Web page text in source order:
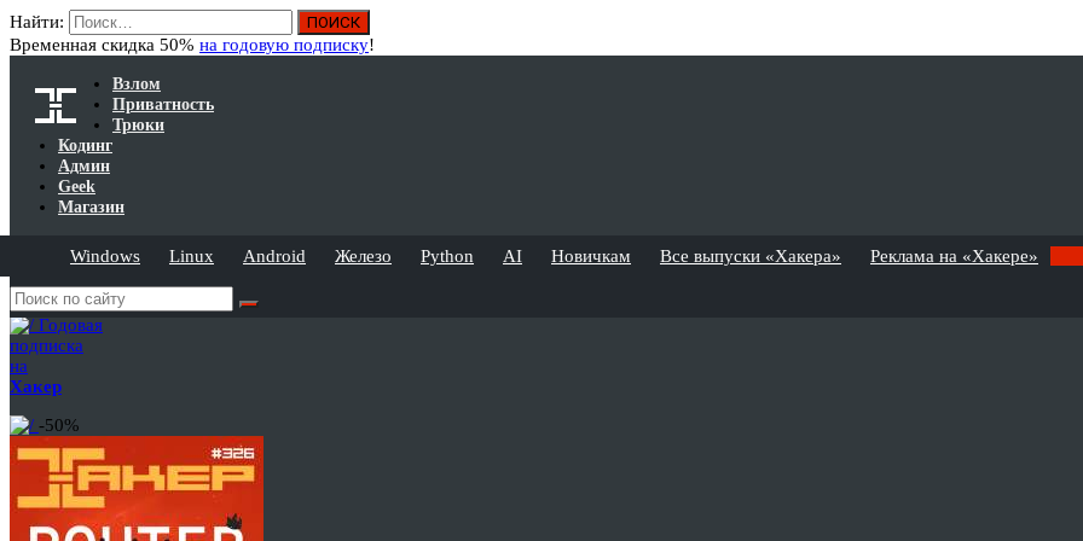
Найти:
Временная скидка 50% на годовую подписку!
Взлом
Приватность
Трюки
Кодинг
Админ
Geek
Магазин
Windows Linux Android Железо Python AI Новичкам Все выпуски «Хакера» Реклама на «Хакере»
Годовая
подписка
на
Хакер
-50%